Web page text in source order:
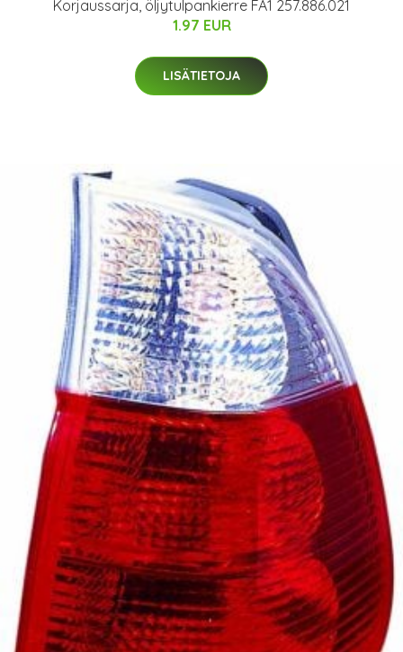
Korjaussarja, öljytulpankierre FA1 257.886.021
1.97 EUR
LISÄTIETOJA